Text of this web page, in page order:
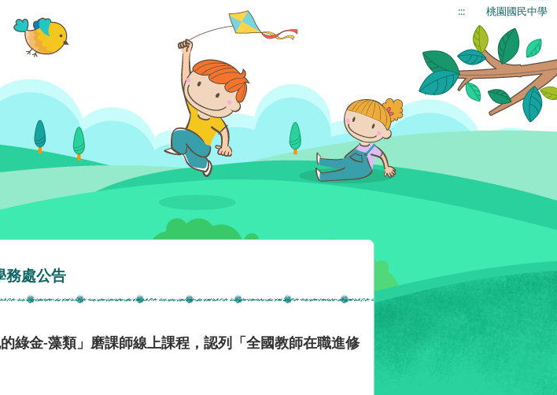
::: 桃園國民中學
務處公告
綠金-藻類」磨課師線上課程，認列「全國教師在職進修